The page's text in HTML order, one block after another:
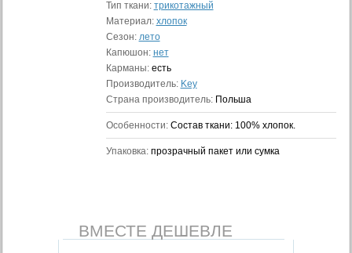
Тип ткани: трикотажный
Материал: хлопок
Сезон: лето
Капюшон: нет
Карманы: есть
Производитель: Key
Страна производитель: Польша
Особенности: Состав ткани: 100% хлопок.
Упаковка: прозрачный пакет или сумка
ВМЕСТЕ ДЕШЕВЛЕ